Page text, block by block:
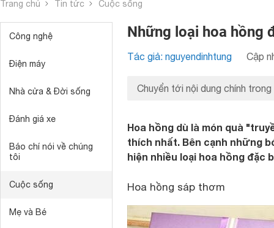
Trang chủ Tin tức Cuộc sống
Công nghệ
Điện máy
Nhà cửa & Đời sống
Đánh giá xe
Báo chí nói về chúng
tôi
Cuộc sống
Mẹ và Bé
Những loại hoa hồng
Tác giả: nguyendinhtung Cập
Chuyển tới nội dung chính trong
Hoa hồng dù là món quà
thích nhất. Bên cạnh những
hiện nhiều loại hoa hồng đặc
Hoa hồng sáp thơm